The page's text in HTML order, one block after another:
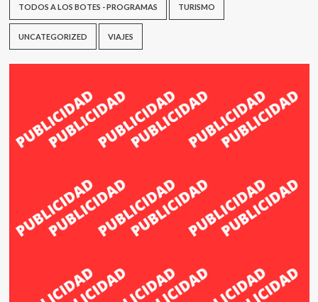
TODOS A LOS BOTES - PROGRAMAS TURISMO
UNCATEGORIZED VIAJES